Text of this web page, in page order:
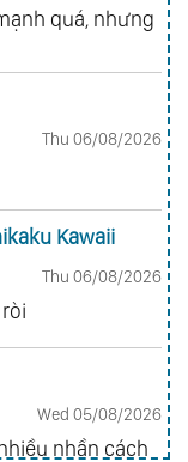
quá, nhưng
Thu 06/08/2026
Kawaii
Thu 06/08/2026
Wed 05/08/2026
nhần cách